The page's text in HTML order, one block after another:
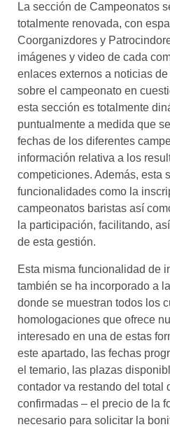
La sección de Campeonatos
totalmente renovada, con
Coorganizdores y
imágenes y video de cada
enlaces externos a noticias
sobre el campeonato en
esta sección es totalmente
puntualmente a medida que
fechas de los diferentes
información relativa a los
competiciones. Además, esta
funcionalidades como la
campeonatos baristas así
la participación, facilitando,
de esta gestión.
Esta misma funcionalidad de
también se ha incorporado a
donde se muestran todos los
homologaciones que ofrece
interesado en una de estas
este apartado, las fechas
el temario, las plazas
contador va restando del total
confirmadas – el precio de la
necesario para solicitar la